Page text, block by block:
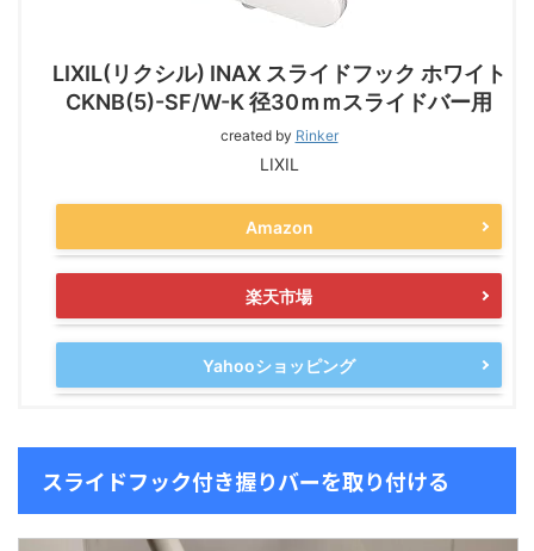
LIXIL(リクシル) INAX スライドフック ホワイト
CKNB(5)-SF/W-K 径30ｍｍスライドバー用
created by Rinker
LIXIL
Amazon
楽天市場
Yahooショッピング
スライドフック付き握りバーを取り付ける